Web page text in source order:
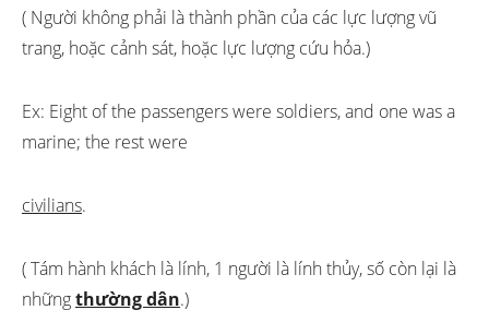
( Người không phải là thành phần của các lực lượng vũ
trang, hoặc cảnh sát, hoặc lực lượng cứu hỏa.)
Ex: Eight of the passengers were soldiers, and one was a
marine; the rest were
civilians.
( Tám hành khách là lính, 1 người là lính thủy, số còn lại là
nhữngthường dân.)